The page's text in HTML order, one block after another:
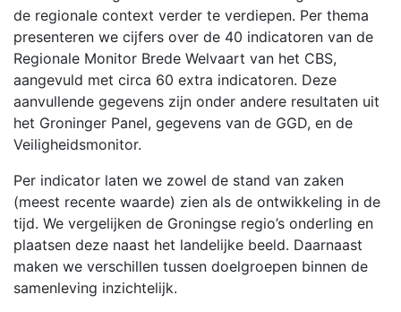
de regionale context verder te verdiepen. Per thema
presenteren we cijfers over de 40 indicatoren van de
Regionale Monitor Brede Welvaart van het CBS,
aangevuld met circa 60 extra indicatoren. Deze
aanvullende gegevens zijn onder andere resultaten uit
het Groninger Panel, gegevens van de GGD, en de
Veiligheidsmonitor.
Per indicator laten we zowel de stand van zaken
(meest recente waarde) zien als de ontwikkeling in de
tijd. We vergelijken de Groningse regio’s onderling en
plaatsen deze naast het landelijke beeld. Daarnaast
maken we verschillen tussen doelgroepen binnen de
samenleving inzichtelijk.